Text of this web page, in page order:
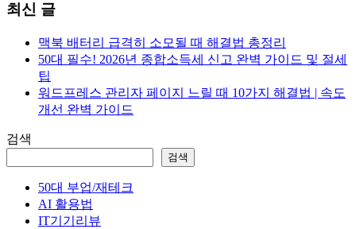
최신 글
맥북 배터리 급격히 소모될 때 해결법 총정리
50대 필수! 2026년 종합소득세 신고 완벽 가이드 및 절세
팁
워드프레스 관리자 페이지 느릴 때 10가지 해결법 | 속도
개선 완벽 가이드
검색
검색
50대 부업/재테크
AI 활용법
IT기기리뷰